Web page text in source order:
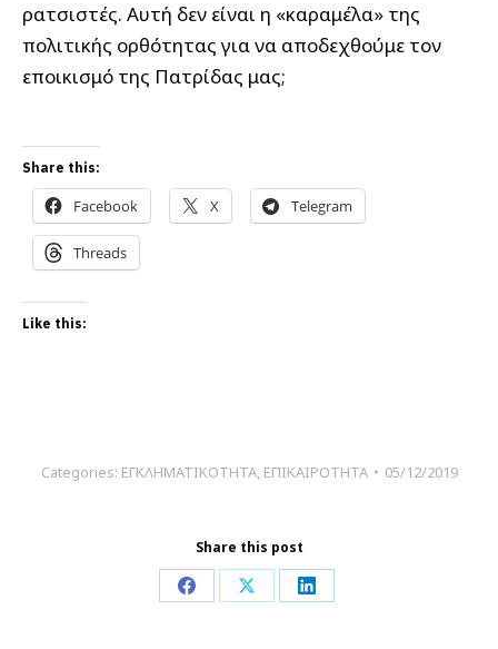
ρατσιστές. Αυτή δεν είναι η «καραμέλα» της
πολιτικής ορθότητας για να αποδεχθούμε τον
εποικισμό της Πατρίδας μας;
Share this:
Facebook X Telegram
Threads
Like this:
Categories: ΕΓΚΛΗΜΑΤΙΚΟΤΗΤΑ, ΕΠΙΚΑΙΡΟΤΗΤΑ 05/12/2019
Share this post
Share Share Share